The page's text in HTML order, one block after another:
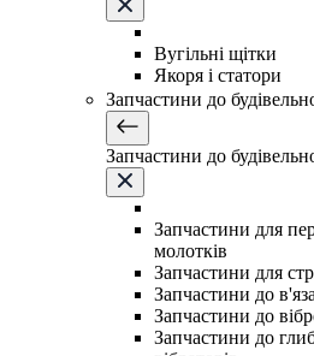
Вугільні щітки
Якоря і статори
Запчастини до
Запчастини до
Запчастини для
молотків
Запчастини для
Запчастини до
Запчастини до
Запчастини до